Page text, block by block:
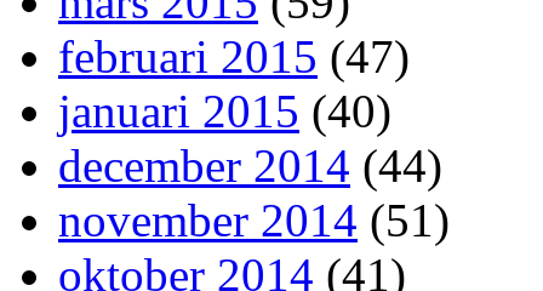
februari 2015 (47)
januari 2015 (40)
december 2014 (44)
november 2014 (51)
oktober 2014 (41)